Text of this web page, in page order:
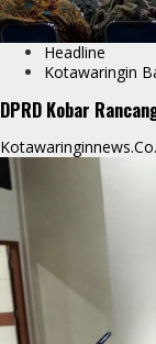
Headline
Kotawaringin
DPRD Kobar